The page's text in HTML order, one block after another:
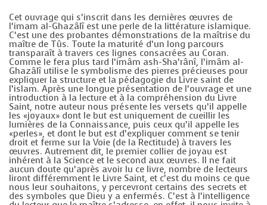
de
la
religion
)
quantity
Cet ouvrage qui s’inscrit dans les dernières œuvres de
l’imam al-Ghazâlî est une perle de la littérature islamique.
C’est une des probantes démonstrations de la maîtrise du
maître de Tûs. Toute la maturité d’un long parcours
transparaît à travers ces lignes consacrées au Coran.
Comme le fera plus tard l’imâm ash-Sha’rânî, l’imâm al-
Ghazâlî utilise le symbolisme des pierres précieuses pour
expliquer la structure et la pédagogie du Livre saint de
l’islam. Après une longue présentation de l’ouvrage et une
introduction à la lecture et à la compréhension du Livre
Saint, notre auteur nous présente les versets qu’il appelle
les «joyaux» dont le but est uniquement de cueillir les
lumières de la Connaissance, puis ceux qu’il appelle les
«perles», et dont le but est d’expliquer comment se tenir
droit et ferme sur la Voie (de la Rectitude) à travers les
œuvres. Autrement dit, le premier collier de joyau est
inhérent à la Science et le second aux œuvres. Il ne fait
aucun doute qu’après avoir lu ce livre, nombre de lecteurs
liront différemment le Livre Saint, et c’est du moins ce que
nous leur souhaitons, y percevront certains des secrets et
des symboles que Dieu y a enfermés. C’est à l’intelligence